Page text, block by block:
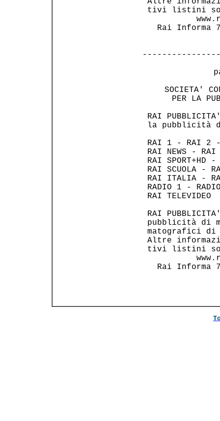
tivi listini
Rai Informa
SOCIETA'
PER LA
RAI
la
RAI 1 - RAI 2
RAI NEWS -
RAI SPORT+HD
RAI SCUOLA -
RAI
RADIO 1 -
RAI
RAI
pubblicità di
Altre
tivi listini
Rai Informa